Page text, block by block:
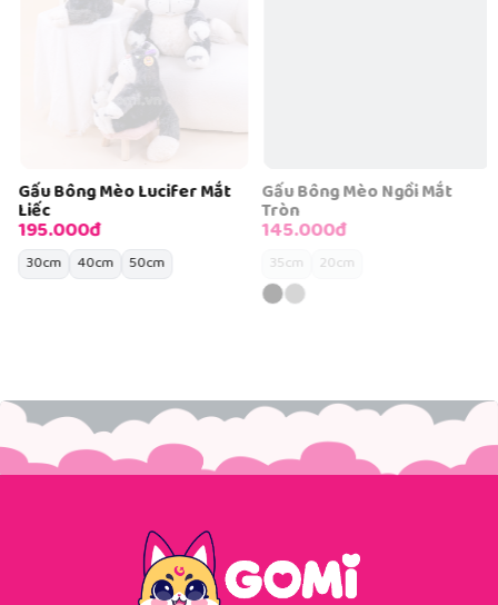
Gấu Bông Mèo Lucifer Mắt
Liếc
195.000đ
30cm 40cm 50cm
Gấu Bông Mèo Ngồi Mắt
Tròn
145.000đ
35cm 20cm